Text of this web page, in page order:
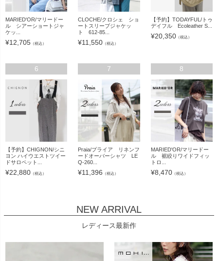
MARIED'OR/マリードー
ル シアーショートジャ
ケッ...
¥12,705 （税込）
CLOCHE/クロシェ ショ
ートスリーブジャケッ
ト 612-85...
¥11,550 （税込）
【予約】TODAYFUL/トゥ
デイフル Ecoleather S...
¥20,350（税込）
6
【予約】CHIGNON/シニ
ヨン ハイウエストツイー
ドサロペット...
¥22,880 （税込）
7
Praia/プライア リネンフ
ードオーバーシャツ LE
Q-260...
¥11,396 （税込）
8
MARIED'OR/マリードー
ル 裾絞りワイドフィッ
トロ...
¥8,470（税込）
NEW ARRIVAL
レディース最新作